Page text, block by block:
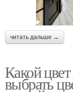
читать дальше →
Какой
выбрать